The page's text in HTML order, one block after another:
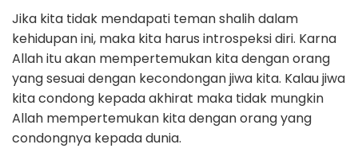
Jika kita tidak mendapati teman shalih dalam
kehidupan ini, maka kita harus introspeksi diri. Karna
Allah itu akan mempertemukan kita dengan orang
yang sesuai dengan kecondongan jiwa kita. Kalau jiwa
kita condong kepada akhirat maka tidak mungkin
Allah mempertemukan kita dengan orang yang
condongnya kepada dunia.